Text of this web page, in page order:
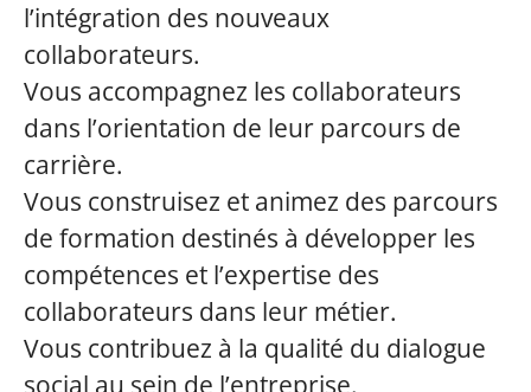
l’intégration des nouveaux
collaborateurs.
Vous accompagnez les collaborateurs
dans l’orientation de leur parcours de
carrière.
Vous construisez et animez des parcours
de formation destinés à développer les
compétences et l’expertise des
collaborateurs dans leur métier.
Vous contribuez à la qualité du dialogue
social au sein de l’entreprise.